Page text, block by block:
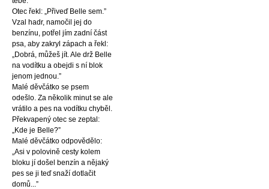
Otec řekl: „Přiveď Belle sem.”
Vzal hadr, namočil jej do
benzínu, potřel jím zadní část
psa, aby zakryl zápach a řekl:
„Dobrá, můžeš jít. Ale drž Belle
na vodítku a obejdi s ní blok
jenom jednou.”
Malé děvčátko se psem
odešlo. Za několik minut se ale
vrátilo a pes na vodítku chyběl.
Překvapený otec se zeptal:
„Kde je Belle?”
Malé děvčátko odpovědělo:
„Asi v polovině cesty kolem
bloku jí došel benzín a nějaký
pes se ji teď snaží dotlačit
domů...”